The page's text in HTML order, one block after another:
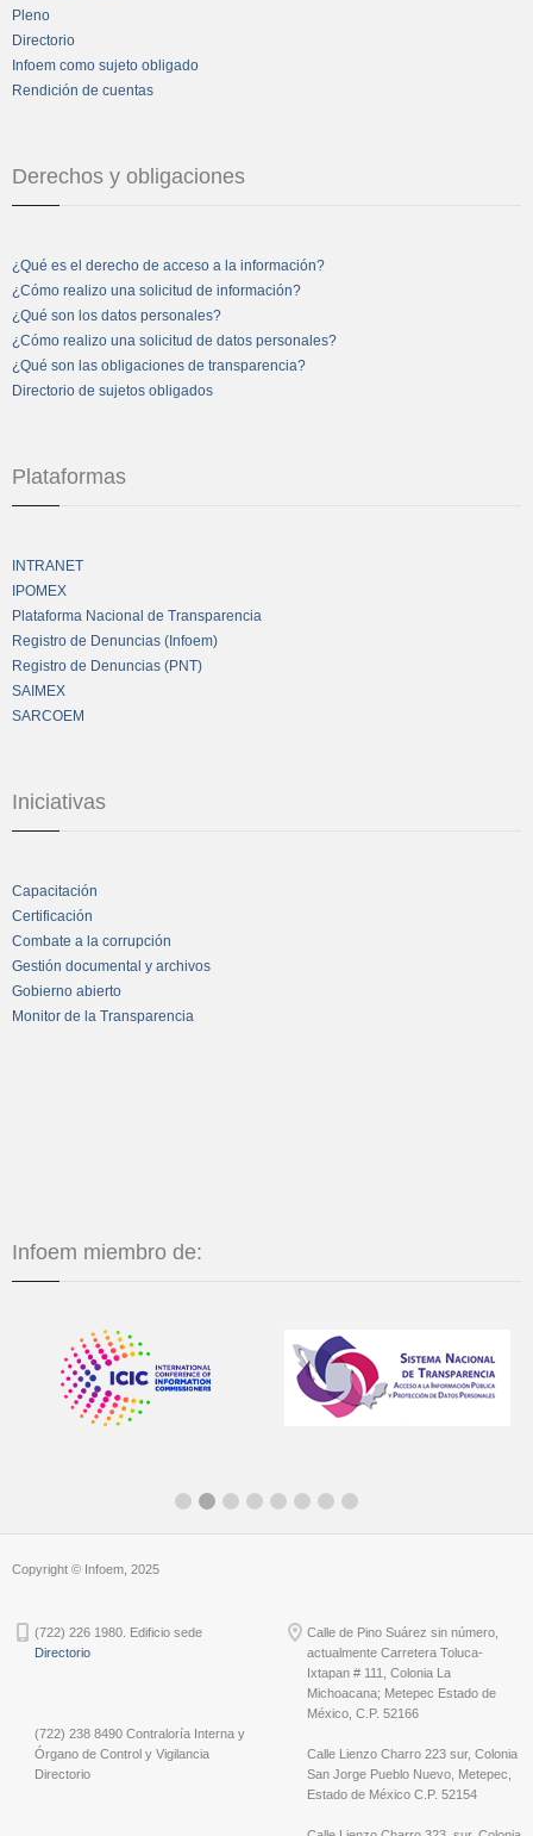
Pleno
Directorio
Infoem como sujeto obligado
Rendición de cuentas
Derechos y obligaciones
¿Qué es el derecho de acceso a la información?
¿Cómo realizo una solicitud de información?
¿Qué son los datos personales?
¿Cómo realizo una solicitud de datos personales?
¿Qué son las obligaciones de transparencia?
Directorio de sujetos obligados
Plataformas
INTRANET
IPOMEX
Plataforma Nacional de Transparencia
Registro de Denuncias (Infoem)
Registro de Denuncias (PNT)
SAIMEX
SARCOEM
Iniciativas
Capacitación
Certificación
Combate a la corrupción
Gestión documental y archivos
Gobierno abierto
Monitor de la Transparencia
Infoem miembro de:
Copyright © Infoem, 2025
(722) 226 1980. Edificio sede
Directorio
(722) 238 8490 Contraloría Interna y
Órgano de Control y Vigilancia
Directorio
Calle de Pino Suárez sin número,
actualmente Carretera Toluca-
Ixtapan # 111, Colonia La
Michoacana; Metepec Estado de
México, C.P. 52166
Calle Lienzo Charro 223 sur, Colonia
San Jorge Pueblo Nuevo, Metepec,
Estado de México C.P. 52154